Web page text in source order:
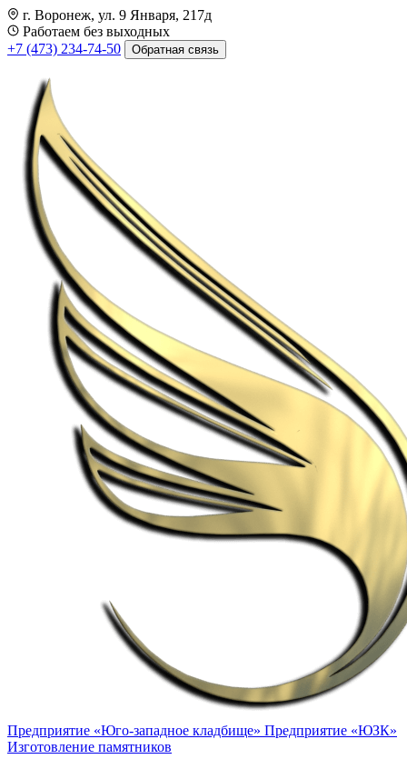
г. Воронеж, ул. 9 Января, 217д
Работаем без выходных
+7 (473) 234-74-50
Обратная связь
Предприятие «Юго-западное кладбище» Предприятие «ЮЗК»
Изготовление памятников